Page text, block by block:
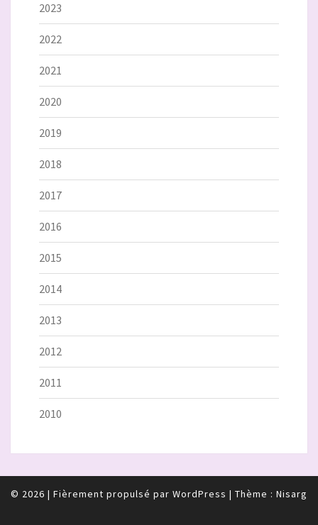
2023
2022
2021
2020
2019
2018
2017
2016
2015
2014
2013
2012
2011
2010
© 2026 | Fièrement propulsé par WordPress | Thème : Nisarg